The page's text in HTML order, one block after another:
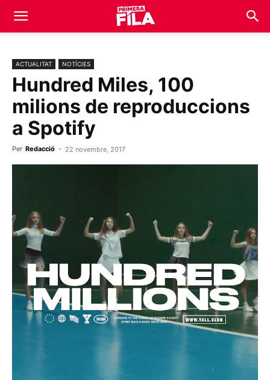
ACTUALITAT NOTÍCIES
Hundred Miles, 100
milions de reproduccions
a Spotify
Per Redacció - 22 novembre, 2017